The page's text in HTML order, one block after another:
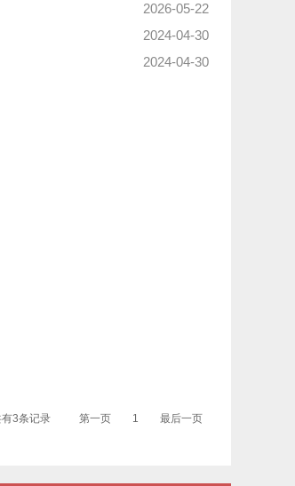
2026-05-22
2024-04-30
2024-04-30
第一页 1 最后一页
3条记录